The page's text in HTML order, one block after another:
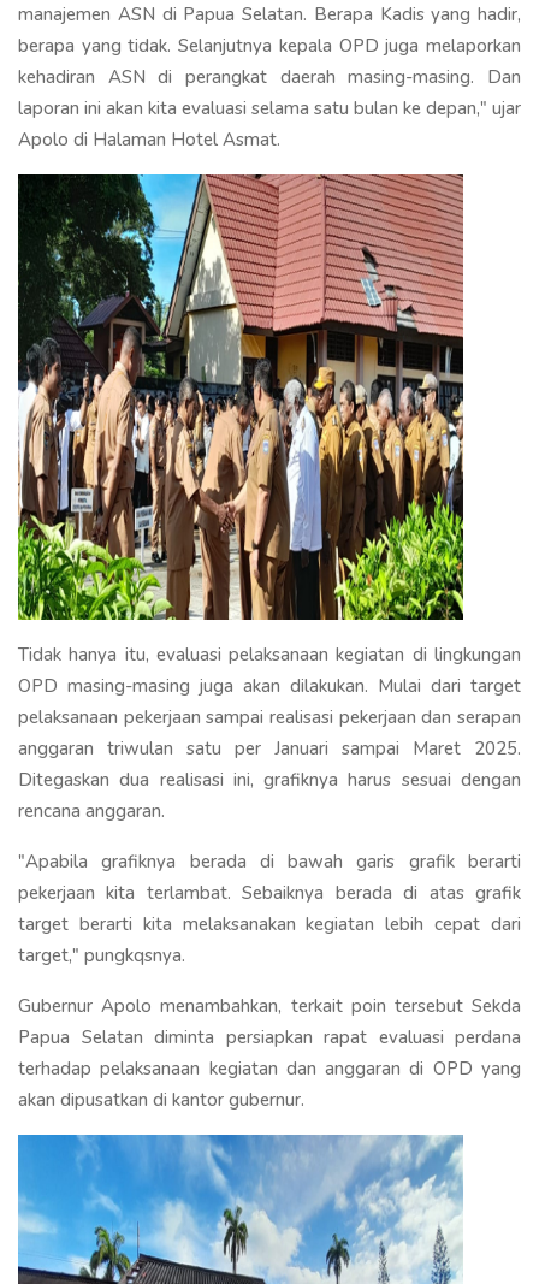
manajemen ASN di Papua Selatan. Berapa Kadis yang hadir,
berapa yang tidak. Selanjutnya kepala OPD juga melaporkan
kehadiran ASN di perangkat daerah masing-masing. Dan
laporan ini akan kita evaluasi selama satu bulan ke depan," ujar
Apolo di Halaman Hotel Asmat.
Tidak hanya itu, evaluasi pelaksanaan kegiatan di lingkungan
OPD masing-masing juga akan dilakukan. Mulai dari target
pelaksanaan pekerjaan sampai realisasi pekerjaan dan serapan
anggaran triwulan satu per Januari sampai Maret 2025.
Ditegaskan dua realisasi ini, grafiknya harus sesuai dengan
rencana anggaran.
"Apabila grafiknya berada di bawah garis grafik berarti
pekerjaan kita terlambat. Sebaiknya berada di atas grafik
target berarti kita melaksanakan kegiatan lebih cepat dari
target," pungkqsnya.
Gubernur Apolo menambahkan, terkait poin tersebut Sekda
Papua Selatan diminta persiapkan rapat evaluasi perdana
terhadap pelaksanaan kegiatan dan anggaran di OPD yang
akan dipusatkan di kantor gubernur.